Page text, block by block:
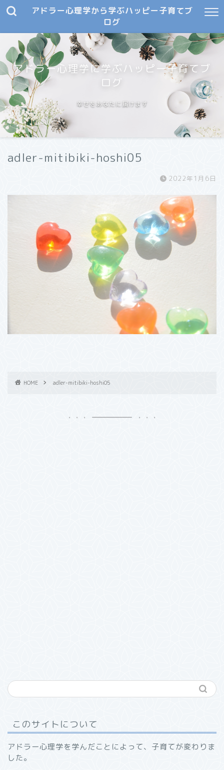
アドラー心理学から学ぶハッピー子育てブ
ログ
アドラー心理学に学ぶハッピー子育てブ
ログ
幸せをあなたに届けます
adler-mitibiki-hoshi05
2022年1月6日
HOME adler-mitibiki-hoshi05
このサイトについて
アドラー心理学を学んだことによって、子育てが変わりま
した。